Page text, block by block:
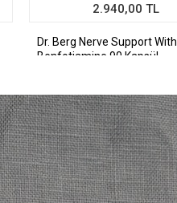
2.940,00 TL
Dr. Berg Nerve Support With
Benfotiamine 90 Kapsül